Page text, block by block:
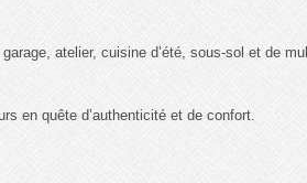
atelier, cuisine d’été, sous-sol et de
en quête d’authenticité et de confort.